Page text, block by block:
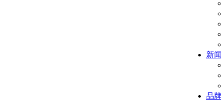
新
品